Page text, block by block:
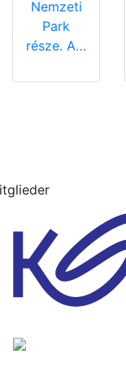
Nemzeti
Park
része. A…